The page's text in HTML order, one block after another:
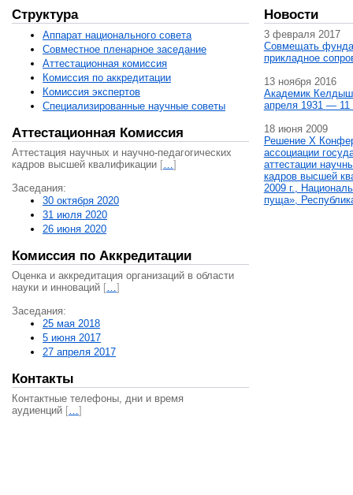
Структура
Аппарат национального совета
Совместное пленарное заседание
Аттестационная комисcия
Комиссия по аккредитации
Комиссия экспертов
Специализированные научные советы
Аттестационная Комиссия
Аттестация научных и научно-педагогических
кадров высшей квалификации […]
Заседания:
30 октября 2020
31 июля 2020
26 июня 2020
Комиссия по Аккредитации
Оценка и аккредитация организаций в области
науки и инноваций […]
Заседания:
25 мая 2018
5 июня 2017
27 апреля 2017
Контакты
Контактные телефоны, дни и время
аудиенций […]
Новости
3 февраля 2017
Совмещать
прикладное
13 ноября 2016
Академик
апреля 1931 — 11
18 июня 2009
Решение X
ассоциации
аттестации
кадров высшей
2009 г.,
пуща»,